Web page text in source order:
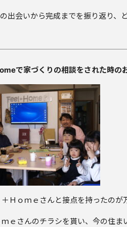
出会いから完成までを振り返り、
で家づくりの相談をされた時の
Ｈｏｍｅさんと接点を持ったのが
ｅさんのチラシを貰い、今の住